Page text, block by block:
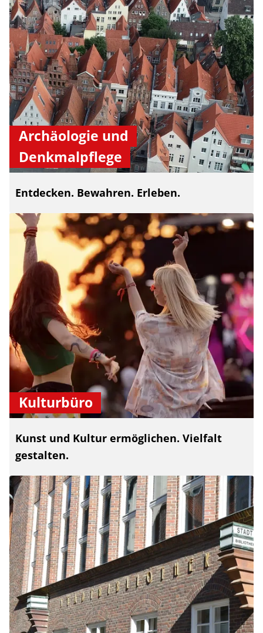
Archäologie und
Denkmalpflege
Entdecken. Bewahren. Erleben.
Kulturbüro
Kunst und Kultur ermöglichen. Vielfalt
gestalten.